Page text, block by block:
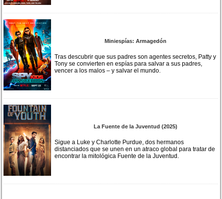
Miniespías: Armagedón
Tras descubrir que sus padres son agentes secretos, Patty y
Tony se convierten en espías para salvar a sus padres,
vencer a los malos – y salvar el mundo.
La Fuente de la Juventud (2025)
Sigue a Luke y Charlotte Purdue, dos hermanos
distanciados que se unen en un atraco global para tratar de
encontrar la mitológica Fuente de la Juventud.